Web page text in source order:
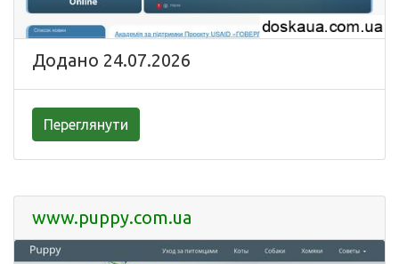
Додано 24.07.2026
Переглянути
www.puppy.com.ua